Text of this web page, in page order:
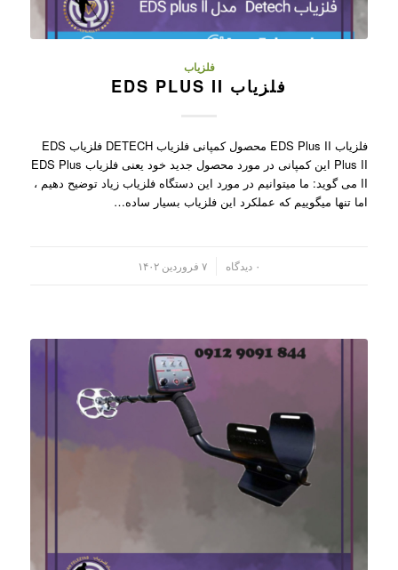
فلزیاب
فلزیاب EDS PLUS II
فلزیاب EDS Plus II محصول کمپانی فلزیاب DETECH فلزیاب EDS
Plus II این کمپانی در مورد محصول جدید خود یعنی فلزیاب EDS Plus
II می گوید: ما میتوانیم در مورد این دستگاه فلزیاب زیاد توضیح دهیم ،
اما تنها میگوییم که عملکرد این فلزیاب بسیار ساده…
۰ دیدگاه ۷ فروردین ۱۴۰۲